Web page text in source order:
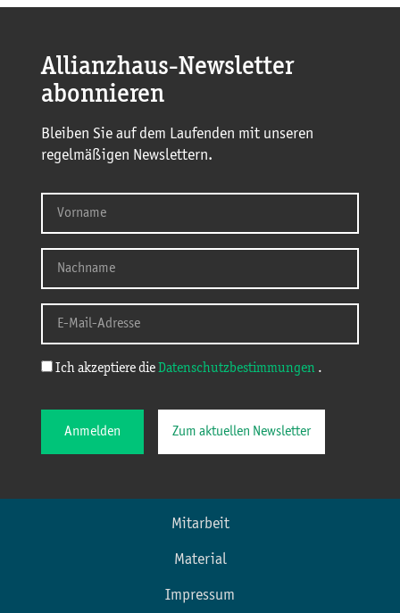
Allianzhaus-Newsletter
abonnieren
Bleiben Sie auf dem Laufenden mit unseren
regelmäßigen Newslettern.
Ich akzeptiere die Datenschutzbestimmungen .
Anmelden Zum aktuellen Newsletter
Mitarbeit
Material
Impressum